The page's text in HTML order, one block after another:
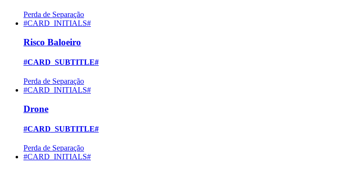
Perda de Separação
#CARD_INITIALS#
Risco Baloeiro
#CARD_SUBTITLE#
Perda de Separação
#CARD_INITIALS#
Drone
#CARD_SUBTITLE#
Perda de Separação
#CARD_INITIALS#